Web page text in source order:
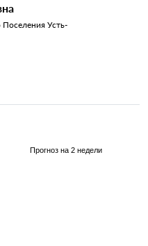
Поселения Усть-